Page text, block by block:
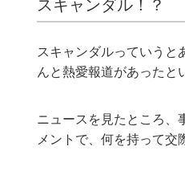
スキャンダル！？
スキャンダルっていうと
んと熱愛報道があったと
ニュースを見たところ、
メントで、何を持って交